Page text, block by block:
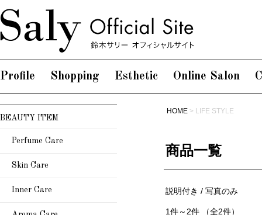
Profile Shopping Esthetic Online Salon
BEAUTY ITEM
Perfume Care
Skin Care
Inner Care
HOME > LIFE STYLE
商品一覧
説明付き / 写真のみ
1件～2件 （全2件）